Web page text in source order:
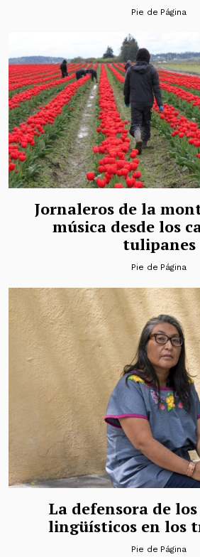
Pie de Página
Jornaleros de la
música desde los
tulipanes
Pie de Página
La defensora de
lingüísticos en los
Pie de Página